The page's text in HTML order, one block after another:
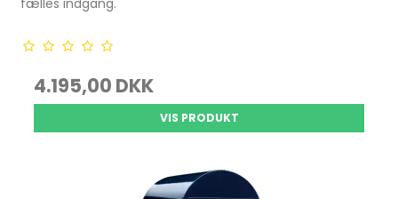
fælles indgang.
4.195,00 DKK
VIS PRODUKT